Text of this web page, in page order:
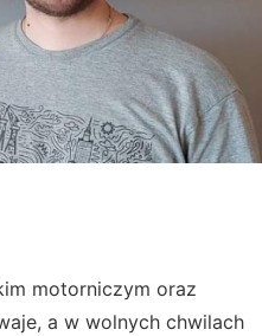
motorniczym oraz
a w wolnych chwilach